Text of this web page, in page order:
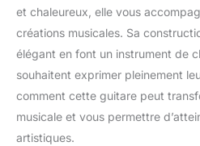
et chaleureux, elle vous
créations musicales. Sa
élégant en font un instrument de
souhaitent exprimer pleinement
comment cette guitare peut
musicale et vous permettre
artistiques.